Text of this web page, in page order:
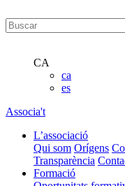
CA
ca
es
Associa't
L’associació
Qui som Orígens
Transparència
Formació